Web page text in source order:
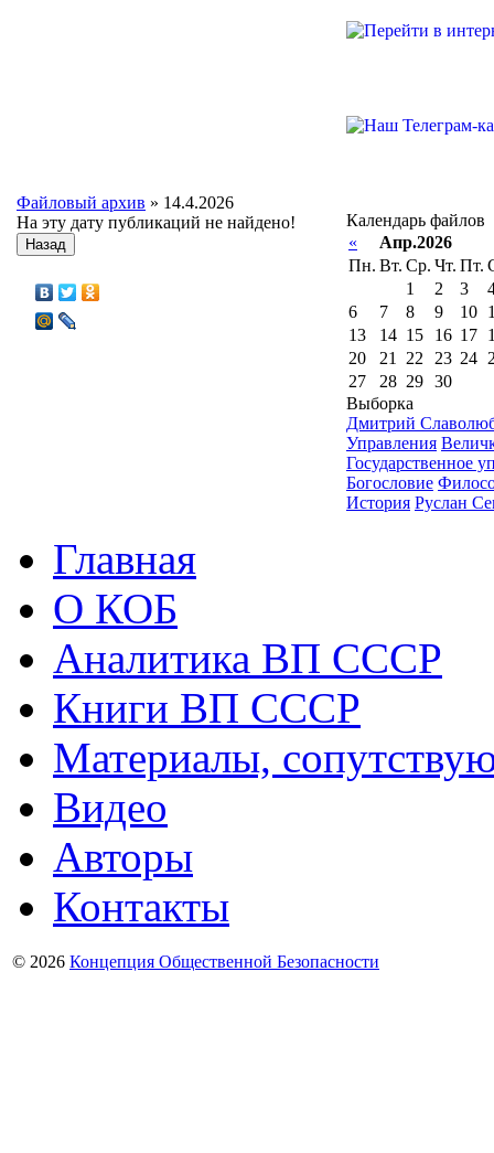
Файловый архив » 14.4.2026
На эту дату публикаций не найдено!
Назад
Календарь файлов
«
Апр.2026
Пн. Вт. Ср. Чт. Пт.
1
2 3
6
7 8 9 10
13
14 15 16 17
20
21 22 23 24
27
28 29 30
Выборка
Дмитрий
Управления
Государственное
Богословие
История Руслан
Главная
О КОБ
Аналитика ВП СССР
Книги ВП СССР
Материалы,
Видео
Авторы
Контакты
© 2026 Концепция Общественной Безопасности